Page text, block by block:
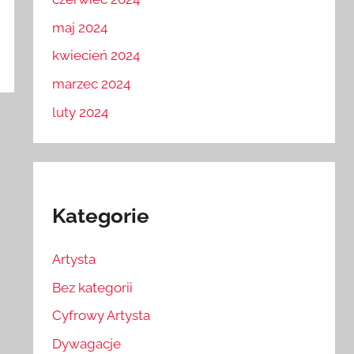
maj 2024
kwiecień 2024
marzec 2024
luty 2024
Kategorie
Artysta
Bez kategorii
Cyfrowy Artysta
Dywagacje